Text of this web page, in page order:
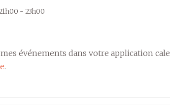
- 23h00
événements dans votre application
.